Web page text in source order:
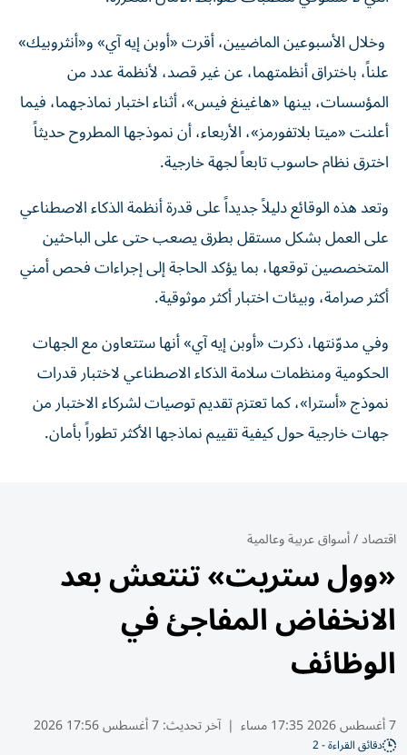
وخلال الأسبوعين الماضيين، أقرت «أوبن إيه آي» و«أنثروبيك»
علناً، باختراق أنظمتهما، عن غير قصد، لأنظمة عدد من
المؤسسات، بينها «هاغينغ فيس»، أثناء اختبار نماذجهما، فيما
أعلنت «ميتا بلاتفورمز»، الأربعاء، أن نموذجها المطروح حديثاً
اخترق نظام حاسوب تابعاً لجهة خارجية.
وتعد هذه الوقائع دليلاً جديداً على قدرة أنظمة الذكاء الاصطناعي
على العمل بشكل مستقل بطرق يصعب حتى على الباحثين
المتخصصين توقعها، بما يؤكد الحاجة إلى إجراءات فحص أمني
أكثر صرامة، وبيئات اختبار أكثر موثوقية.
وفي مدوّنتها، ذكرت «أوبن إيه آي» أنها ستتعاون مع الجهات
الحكومية ومنظمات سلامة الذكاء الاصطناعي لاختبار قدرات
نموذج «أسترا»، كما تعتزم تقديم توصيات لشركاء الاختبار من
جهات خارجية حول كيفية تقييم نماذجها الأكثر تطوراً بأمان.
اقتصاد/أسواق عربية وعالمية
«وول ستريت» تنتعش بعد
الانخفاض المفاجئ في
الوظائف
7 أغسطس 2026 17:35 مساء | آخر تحديث:7 أغسطس 17:56 2026
دقائق القراءة - 2